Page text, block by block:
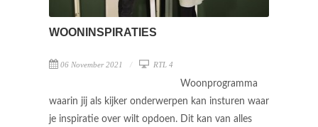
WOONINSPIRATIES
06 November 2021 RTL 4
Woonprogramma
waarin jij als kijker onderwerpen kan insturen waar
je inspiratie over wilt opdoen. Dit kan van alles